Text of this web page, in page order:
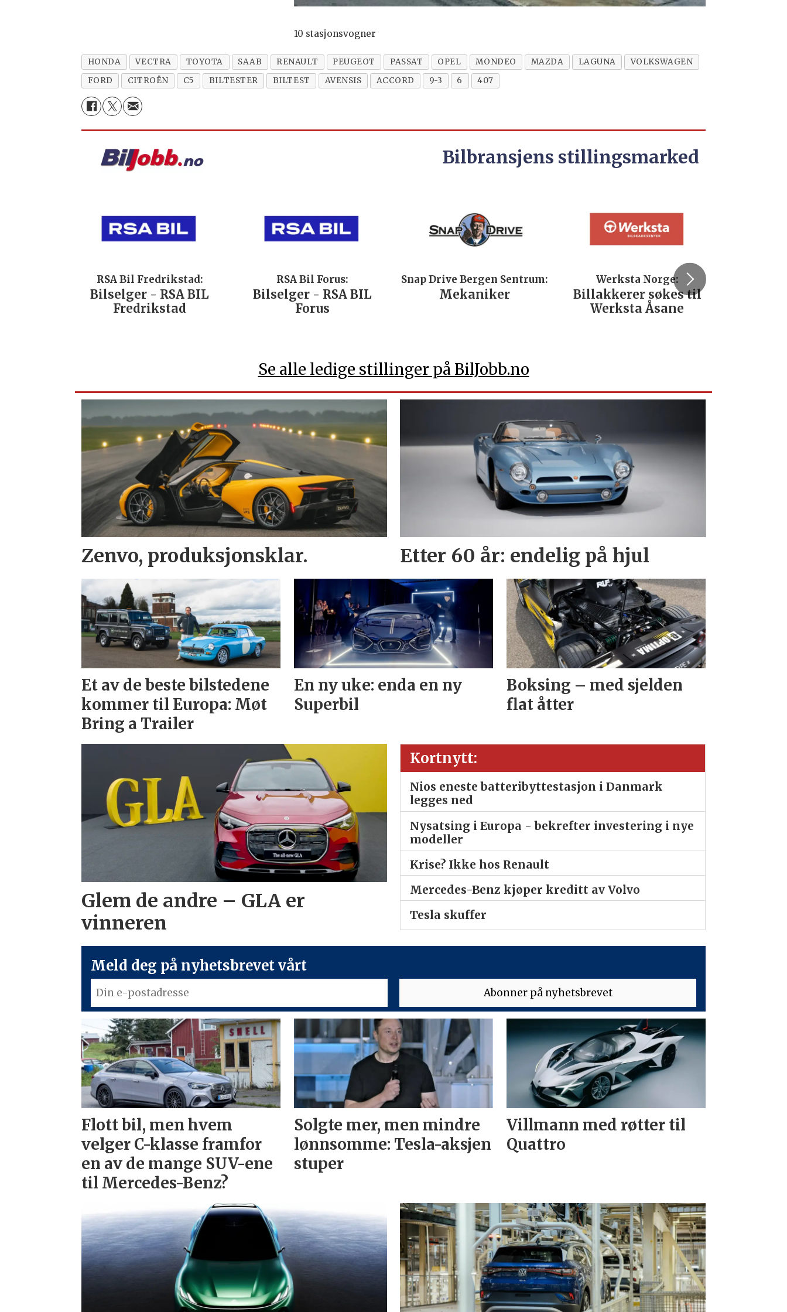
10 stasjonsvogner
HONDA VECTRA TOYOTA SAAB RENAULT PEUGEOT PASSAT OPEL MONDEO MAZDA LAGUNA
VOLKSWAGEN
FORD
CITROËN C5 BILTESTER BILTEST AVENSIS ACCORD 9-3 6 407
Bilbransjens stillingsmarked
- RSA BIL
RSA Bil Forus:
Bilselger - RSA BIL
Snap Drive Bergen Sentrum:
Mekaniker
Werksta Norge:
Billakkerer søkes til
Rodin & Co AS:
Servicetekniker
verkstedutstyr
Se alle ledige stillinger på BilJobb.no
Zenvo, produksjonsklar. Etter 60 år: endelig på hjul
Et av de beste bilstedene
kommer til Europa: Møt
Bring a Trailer
En ny uke: enda en ny
Superbil
Boksing – med sjelden
flat åtter
Glem de andre – GLA er
vinneren
Kortnytt:
Nios eneste batteribyttestasjon i Danmark
legges ned
Nysatsing i Europa - bekrefter investering i nye
modeller
Krise? Ikke hos Renault
Mercedes-Benz kjøper kreditt av Volvo
Tesla skuffer
Meld deg på nyhetsbrevet vårt
Flott bil, men hvem
velger C-klasse framfor
en av de mange SUV-ene
til Mercedes-Benz?
Solgte mer, men mindre
lønnsomme: Tesla-aksjen
stuper
Villmann med røtter til
Quattro